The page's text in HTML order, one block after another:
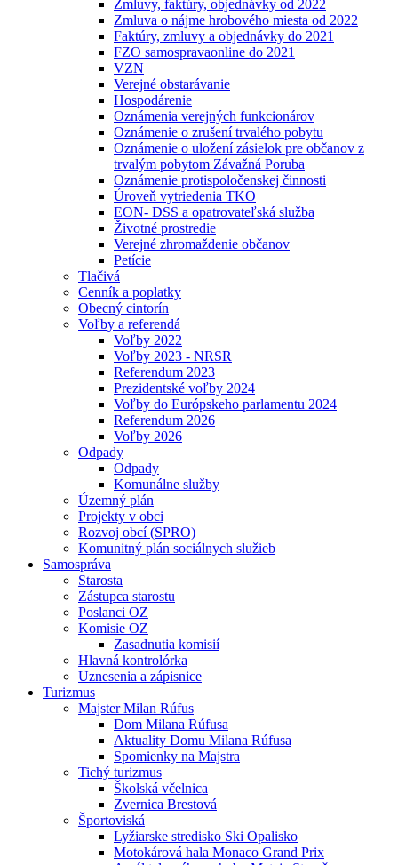
Zmluvy, faktúry, objednávky od 2022
Zmluva o nájme hrobového miesta od 2022
Faktúry, zmluvy a objednávky do 2021
FZO samospravaonline do 2021
VZN
Verejné obstarávanie
Hospodárenie
Oznámenia verejných funkcionárov
Oznámenie o zrušení trvalého pobytu
Oznámenie o uložení zásielok pre občanov z
trvalým pobytom Závažná Poruba
Oznámenie protispoločenskej činnosti
Úroveň vytriedenia TKO
EON- DSS a opatrovateľská služba
Životné prostredie
Verejné zhromaždenie občanov
Petície
Tlačivá
Cenník a poplatky
Obecný cintorín
Voľby a referendá
Voľby 2022
Voľby 2023 - NRSR
Referendum 2023
Prezidentské voľby 2024
Voľby do Európskeho parlamentu 2024
Referendum 2026
Voľby 2026
Odpady
Odpady
Komunálne služby
Územný plán
Projekty v obci
Rozvoj obcí (SPRO)
Komunitný plán sociálnych služieb
Samospráva
Starosta
Zástupca starostu
Poslanci OZ
Komisie OZ
Zasadnutia komisií
Hlavná kontrolórka
Uznesenia a zápisnice
Turizmus
Majster Milan Rúfus
Dom Milana Rúfusa
Aktuality Domu Milana Rúfusa
Spomienky na Majstra
Tichý turizmus
Školská včelnica
Zvernica Brestová
Športoviská
Lyžiarske stredisko Ski Opalisko
Motokárová hala Monaco Grand Prix